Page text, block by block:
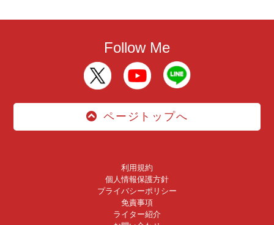
Follow Me
ページトップへ
利用規約
個人情報保護方針
プライバシーポリシー
免責事項
ライター紹介